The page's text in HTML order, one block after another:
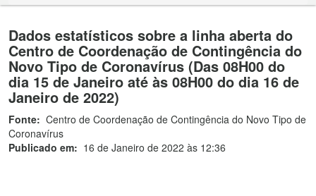
Dados estatísticos sobre a linha aberta do
Centro de Coordenação de Contingência do
Novo Tipo de Coronavírus (Das 08H00 do
dia 15 de Janeiro até às 08H00 do dia 16 de
Janeiro de 2022)
Fonte: Centro de Coordenação de Contingência do Novo Tipo de
Coronavírus
Publicado em: 16 de Janeiro de 2022 às 12:36